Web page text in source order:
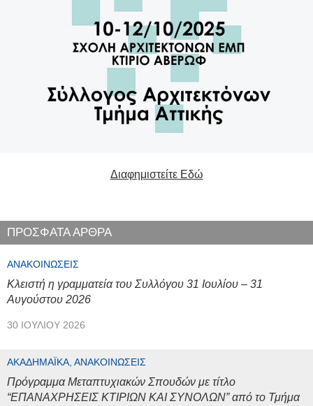
Διαφημιστείτε Εδώ
ΠΡΟΣΦΑΤΑ ΑΡΘΡΑ
ΑΝΑΚΟΙΝΏΣΕΙΣ
Κλειστή η γραμματεία του Συλλόγου 31 Ιουλίου – 31
Αυγούστου 2026
30 ΙΟΥΛΊΟΥ 2026
ΑΚΑΔΗΜΑΪΚΆ, ΑΝΑΚΟΙΝΏΣΕΙΣ
Πρόγραμμα Μεταπτυχιακών Σπουδών με τίτλο
“ΕΠΑΝΑΧΡΗΣΕΙΣ ΚΤΙΡΙΩΝ ΚΑΙ ΣΥΝΟΛΩΝ” από το Τμήμα